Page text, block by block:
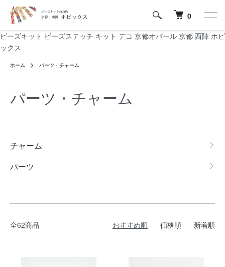
ビーズキット ビーズステッチ キット デコ 京都オパール 京都 西陣 ホビ
ックス
0
ホーム パーツ・チャーム
パーツ・チャーム
チャーム
パーツ
全62商品 おすすめ順 価格順 新着順